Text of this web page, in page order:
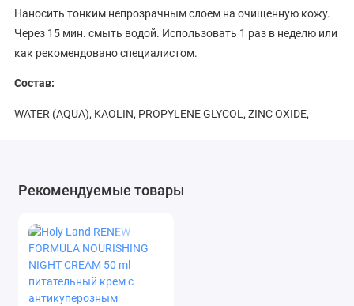
Наносить тонким непрозрачным слоем на очищенную кожу.
Через 15 мин. смыть водой. Использовать 1 раз в неделю или
как рекомендовано специалистом.
Состав:
WATER (AQUA), KAOLIN, PROPYLENE GLYCOL, ZINC OXIDE,
TEA-LAURYL SULFATE, CETEARYL ALCOHOL, POLYSORBATE 20,
19140), BLUE 1 (CI 42090).
Рекомендуемые товары